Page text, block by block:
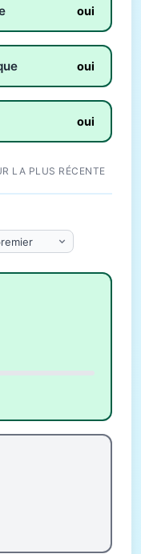
oui
oui
oui
LA PLUS RÉCENTE